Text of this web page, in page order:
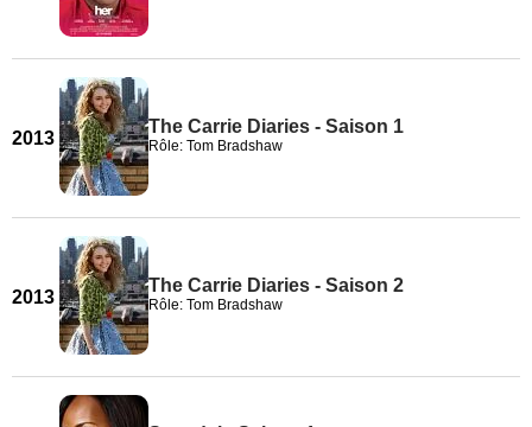
2013
The Carrie Diaries - Saison 1
Rôle: Tom Bradshaw
2013
The Carrie Diaries - Saison 2
Rôle: Tom Bradshaw